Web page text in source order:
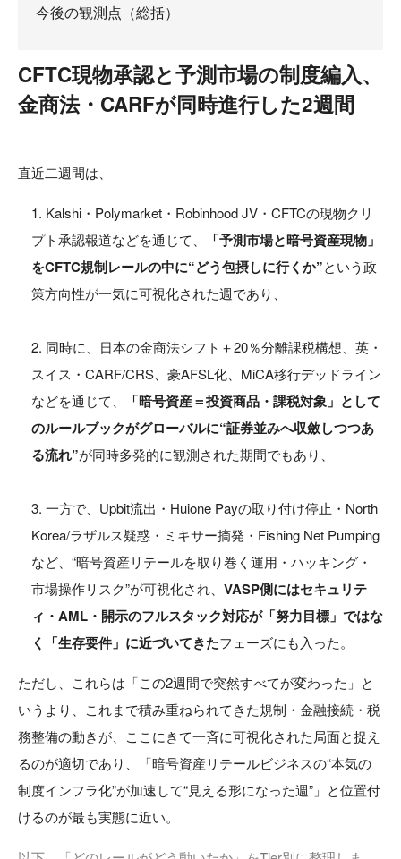
今後の観測点（総括）
CFTC現物承認と予測市場の制度編入、
金商法・CARFが同時進行した2週間
直近二週間は、
Kalshi・Polymarket・Robinhood JV・CFTCの現物クリ
プト承認報道などを通じて、
「予測市場と暗号資産現物」
をCFTC規制レールの中に“どう包摂しに行くか”という政
策方向性が一気に可視化された週であり、
同時に、日本の金商法シフト＋20％分離課税構想、英・
スイス・CARF/CRS、豪AFSL化、MiCA移行デッドライン
などを通じて、
「暗号資産＝投資商品・課税対象」として
のルールブックがグローバルに“証券並みへ収斂しつつあ
る流れ”が同時多発的に観測された期間でもあり、
一方で、Upbit流出・Huione Payの取り付け停止・North
Korea/ラザルス疑惑・ミキサー摘発・Fishing Net Pumping
など、“暗号資産リテールを取り巻く運用・ハッキング・
市場操作リスク”が可視化され、 VASP側にはセキュリテ
ィ・AML・開示のフルスタック対応が「努力目標」ではな
く「生存要件」に近づいてきたフェーズにも入った。
ただし、これらは「この2週間で突然すべてが変わった」と
いうより、これまで積み重ねられてきた規制・金融接続・税
務整備の動きが、ここにきて一斉に可視化された局面と捉え
るのが適切であり、「暗号資産リテールビジネスの“本気の
制度インフラ化”が加速して“見える形になった週”」と位置付
けるのが最も実態に近い。